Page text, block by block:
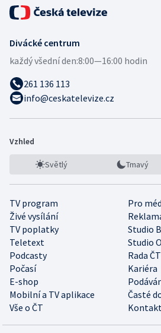
Divácké centrum
každý všední den:8:00—16:00 hodin
261 136 113
info@ceskatelevize.cz
Vzhled
Světlý Tmavý
TV program
Pro
Živé vysílání
TV poplatky
Studio
Teletext
Studio
Podcasty
Rada ČT
Počasí
Kariéra
E-shop
Mobilní a TV aplikace
Časté
Vše o ČT